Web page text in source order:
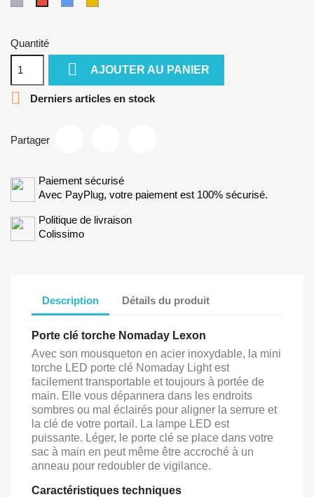
Quantité
 AJOUTER AU PANIER
 Derniers articles en stock
Partager
Paiement sécurisé
Avec PayPlug, votre paiement est 100% sécurisé.
Politique de livraison
Colissimo
Description Détails du produit
Porte clé torche Nomaday Lexon
Avec son mousqueton en acier inoxydable, la mini
torche LED porte clé Nomaday Light est
facilement transportable et toujours à portée de
main. Elle vous dépannera dans les endroits
sombres ou mal éclairés pour aligner la serrure et
la clé de votre portail. La lampe LED est
puissante. Léger, le porte clé se place dans votre
sac à main en peut même être accroché à un
anneau pour redoubler de vigilance.
Caractéristiques techniques